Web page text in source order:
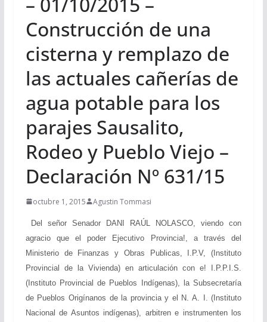
Construcción de una
cisterna y remplazo de
las actuales cañerías de
agua potable para los
parajes Sausalito,
Rodeo y Pueblo Viejo –
Declaración Nº 631/15
octubre 1, 2015 Agustin Tommasi
Del señor Senador DANI RAÚL NOLASCO, viendo con
agracio que el poder Ejecutivo Provincia!, a través del
Ministerio de Finanzas y Obras Publicas, I.P.V, (Instituto
Provincial de la Vivienda) en articulación con e! I.P.P.I.S.
(Instituto Provincial de Pueblos Indígenas), la Subsecretaría
de Pueblos Origínanos de la provincia y el N. A. I. (Instituto
Nacional de Asuntos indígenas), arbitren e instrumenten los